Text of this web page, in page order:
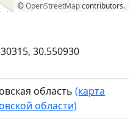
©OpenStreetMapcontributors.
30.550930
область (карта
области)